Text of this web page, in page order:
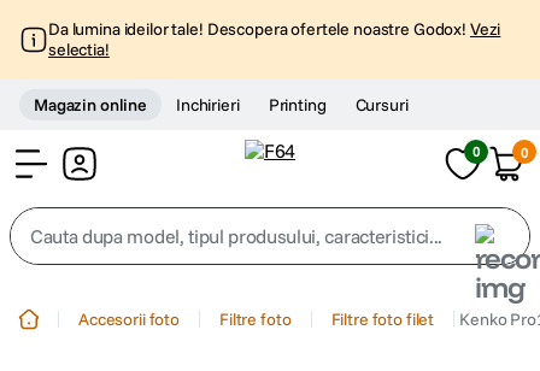
Da lumina ideilor tale! Descopera ofertele noastre Godox! Vezi
selectia!
Magazin online Inchirieri Printing Cursuri
0 0
Cauta dupa model, tipul produsului, caracteristici...
Accesorii foto Filtre foto Filtre foto filet Kenko